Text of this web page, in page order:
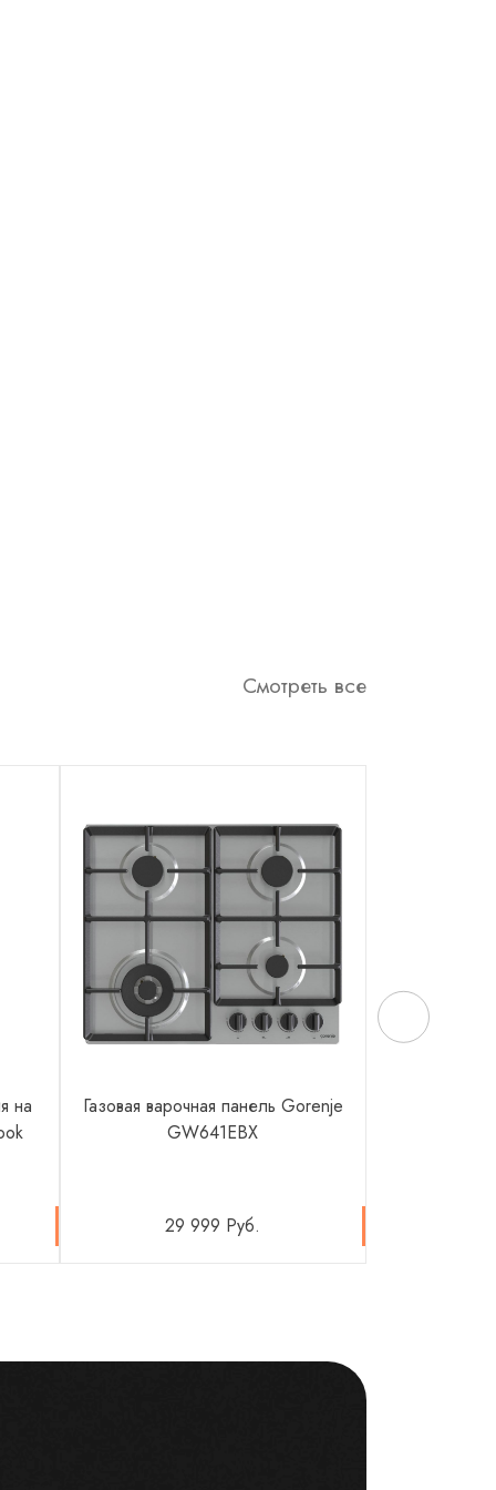
Смотреть все
на
Газовая варочная панель Gorenje
GW641EBX
29 999 Руб.